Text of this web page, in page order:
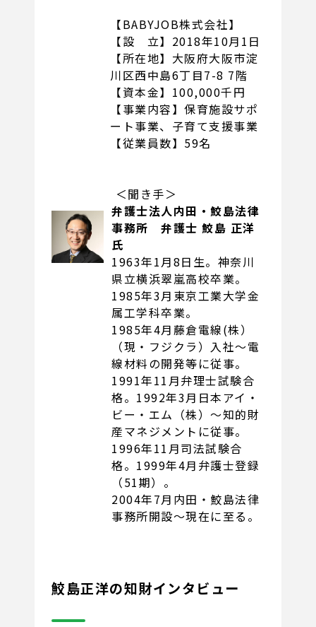
【BABYJOB株式会社】
【設 立】2018年10月1日
【所在地】大阪府大阪市淀
川区西中島6丁目7-8 7階
【資本金】100,000千円
【事業内容】保育施設サポ
ート事業、子育て支援事業
【従業員数】59名
＜聞き手＞
弁護士法人内田・鮫島法律
事務所弁護士 鮫島 正洋
氏
1963年1月8日生。神奈川
県立横浜翠嵐高校卒業。
1985年3月東京工業大学金
属工学科卒業。
1985年4月藤倉電線(株）
（現・フジクラ）入社〜電
線材料の開発等に従事。
1991年11月弁理士試験合
格。1992年3月日本アイ・
ビー・エム（株）〜知的財
産マネジメントに従事。
1996年11月司法試験合
格。1999年4月弁護士登録
（51期）。
2004年7月内田・鮫島法律
事務所開設〜現在に至る。
鮫島正洋の知財インタビュー